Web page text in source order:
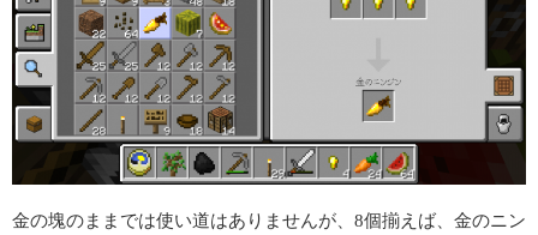
金の塊のままでは使い道はありませんが、8個揃えば、金のニン